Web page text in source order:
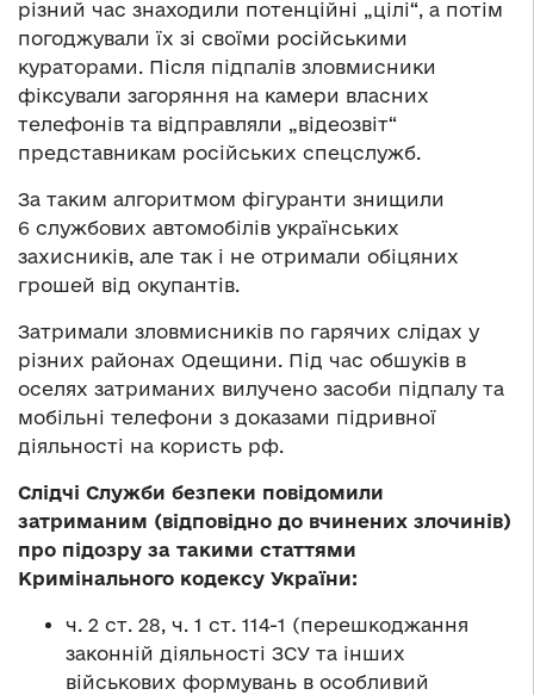
різний час знаходили потенційні „цілі“, а потім
погоджували їх зі своїми російськими
кураторами. Після підпалів зловмисники
фіксували загоряння на камери власних
телефонів та відправляли „відеозвіт“
представникам російських спецслужб.
За таким алгоритмом фігуранти знищили
6 службових автомобілів українських
захисників, але так і не отримали обіцяних
грошей від окупантів.
Затримали зловмисників по гарячих слідах у
різних районах Одещини. Під час обшуків в
оселях затриманих вилучено засоби підпалу та
мобільні телефони з доказами підривної
діяльності на користь рф.
Слідчі Служби безпеки повідомили
затриманим (відповідно до вчинених злочинів)
про підозру за такими статтями
Кримінального кодексу України:
ч. 2 ст. 28, ч. 1 ст. 114-1 (перешкоджання
законній діяльності ЗСУ та інших
військових формувань в особливий